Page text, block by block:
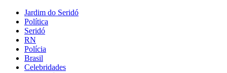
Jardim do Seridó
Política
Seridó
RN
Polícia
Brasil
Celebridades